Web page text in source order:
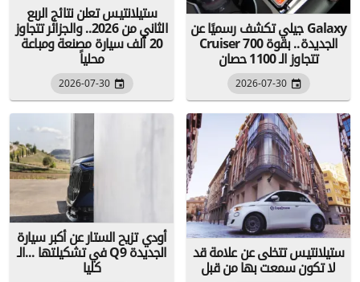
جيلي تكشف رسميًا عن Galaxy
Cruiser 700 الجديدة.. بقوة
تتجاوز الـ 1100 حصان
2026-07-30
ستيلانتيس تعلن نتائج الربع
الثاني من 2026.. والجزائر تتجاوز
20 ألف سيارة مصنعة ومباعة
محلياً
2026-07-30
ستيلانتيس تتخلى عن علامة قد
لا تكون سمعت بها من قبل
أودي تزيح الستار عن أكبر سيارة
في تشكيلتها ...الـ Q9 الجديدة
كليا